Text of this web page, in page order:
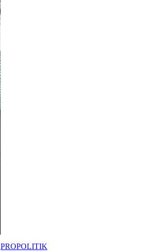
PROPOLITIK